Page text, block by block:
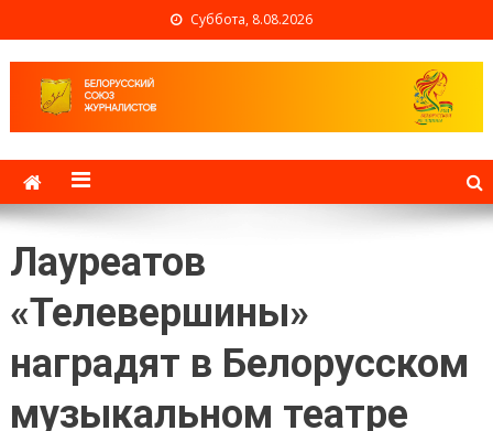
Суббота, 8.08.2026
Белорусский союз
журналистов
Лауреатов
«Телевершины»
наградят в Белорусском
музыкальном театре